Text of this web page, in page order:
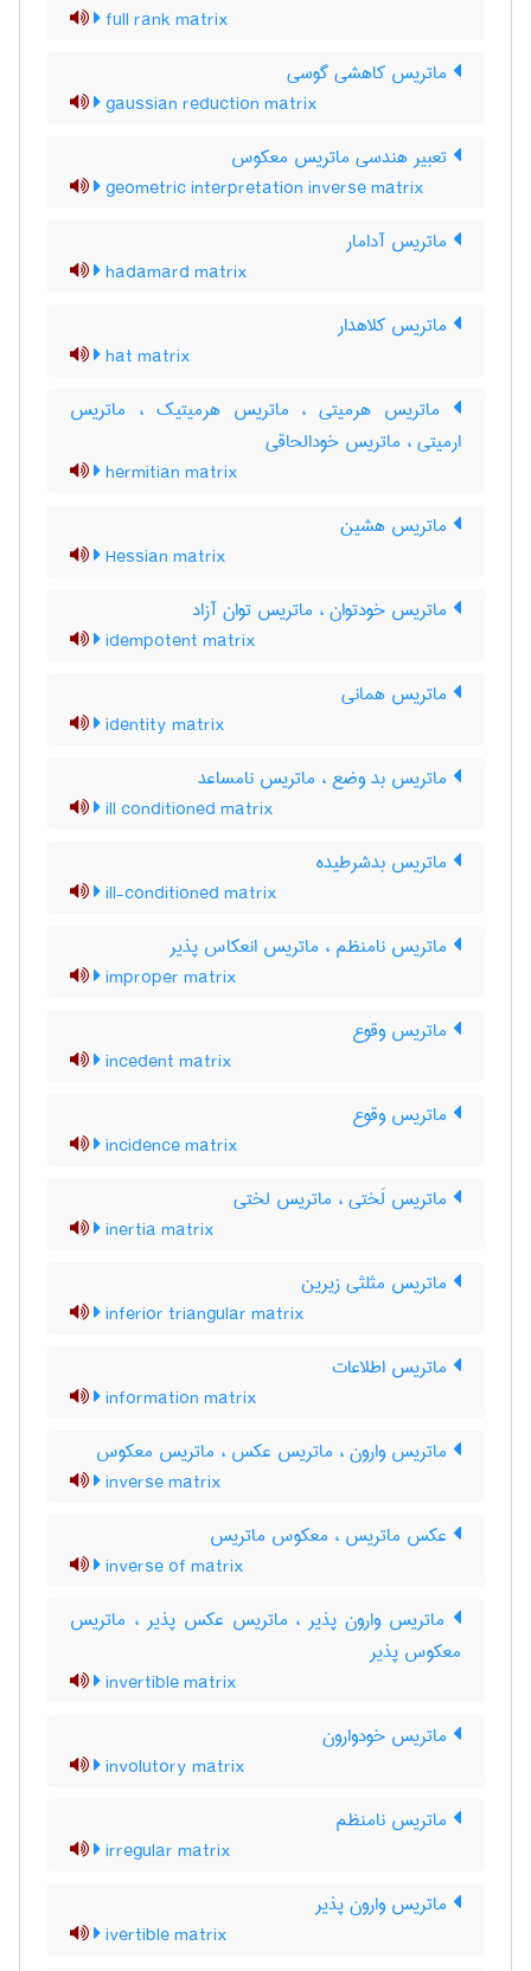
full rank matrix
ماتریس کاهشی گوسی
gaussian reduction matrix
تعبیر هندسی ماتریس معکوس
geometric interpretation inverse matrix
ماتریس آدامار
hadamard matrix
ماتریس کلاهدار
hat matrix
ماتریس هرمیتی ، ماتریس هرمیتیک ، ماتریس
ارمیتی ، ماتریس خودالحاقی
hermitian matrix
ماتریس هشین
Hessian matrix
ماتریس خودتوان ، ماتریس توان آزاد
idempotent matrix
ماتریس همانی
identity matrix
ماتریس بد وضع ، ماتریس نامساعد
ill conditioned matrix
ماتریس بدشرطیده
ill-conditioned matrix
ماتریس نامنظم ، ماتریس انعکاس پذیر
improper matrix
ماتریس وقوع
incedent matrix
ماتریس وقوع
incidence matrix
ماتریس لَختی ، ماتریس لختی
inertia matrix
ماتریس مثلثی زیرین
inferior triangular matrix
ماتریس اطلاعات
information matrix
ماتریس وارون ، ماتریس عکس ، ماتریس معکوس
inverse matrix
عکس ماتریس ، معکوس ماتریس
inverse of matrix
ماتریس وارون پذیر ، ماتریس عکس پذیر ، ماتریس
معکوس پذیر
invertible matrix
ماتریس خودوارون
involutory matrix
ماتریس نامنظم
irregular matrix
ماتریس وارون پذیر
ivertible matrix